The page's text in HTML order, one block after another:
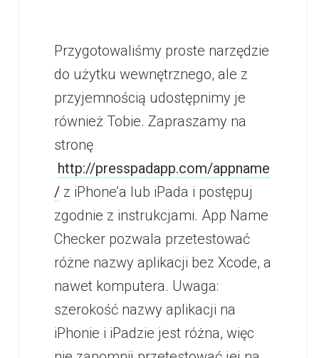
Przygotowaliśmy proste narzędzie
do użytku wewnętrznego, ale z
przyjemnością udostępnimy je
również Tobie. Zapraszamy na
stronę
http://presspadapp.com/appname
/ z iPhone’a lub iPada i postępuj
zgodnie z instrukcjami. App Name
Checker pozwala przetestować
różne nazwy aplikacji bez Xcode, a
nawet komputera. Uwaga:
szerokość nazwy aplikacji na
iPhonie i iPadzie jest różna, więc